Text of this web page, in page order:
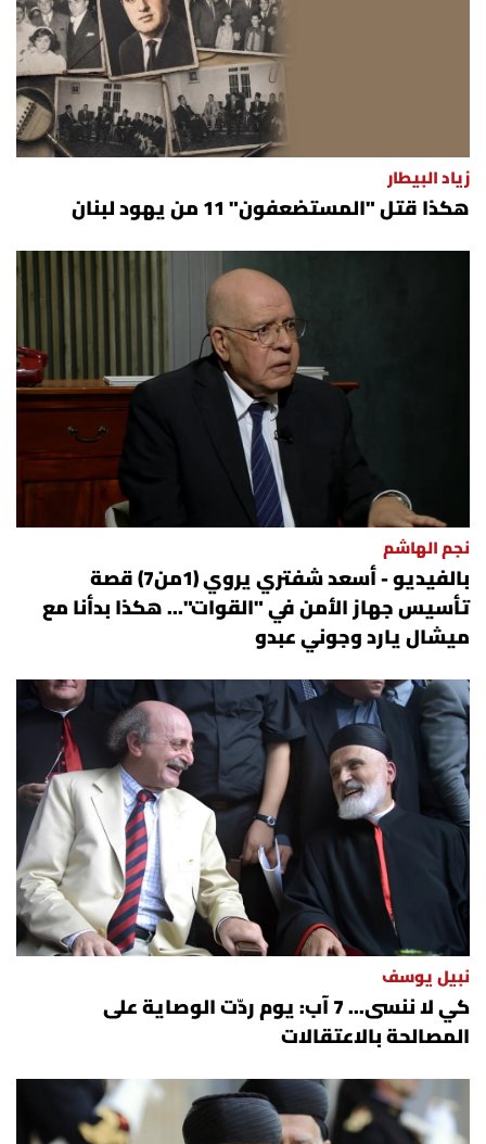
زياد البيطار
هكذا قتل "المستضعفون" 11 من يهود لبنان
نجم الهاشم
بالفيديو - أسعد شفتري يروي (1من7) قصة
تأسيس جهاز الأمن في "القوات"... هكذا بدأنا مع
ميشال يارد وجوني عبدو
نبيل يوسف
كي لا ننسى... 7 آب: يوم ردّت الوصاية على
المصالحة بالاعتقالات